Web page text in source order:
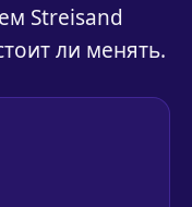
Streisand
ли менять.